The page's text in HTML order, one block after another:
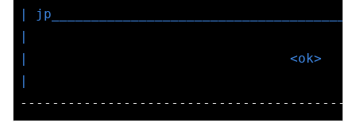
|
|
|                                 <ok>
|